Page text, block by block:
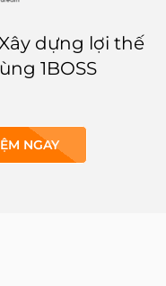
dựng lợi thế
1BOSS
NGAY